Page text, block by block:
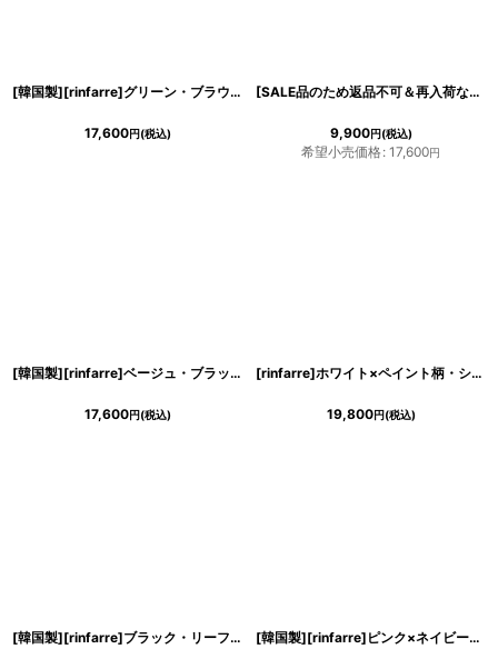
[韓国製][rinfarre]グリーン・ブラウン・花柄・ボタニカル・Vネック・カシュクール・七分袖・マキシ・ロングドレス・ラップ・ワンピース[山崎みどり着用][送料無料]mygr
17,600円(税込)
[SALE品のため返品不可＆再入荷なしの現品限り][韓国製][rinfarre]ブルー・パステル小花柄・Vネック・カシュクール・七分袖・マキシワンピ・ロングドレス・ラップワンピース[友崎まどか着用]
9,900円(税込)
希望小売価格: 17,600円
[韓国製][rinfarre]ベージュ・ブラック・リーフ・ボタニカル・プリント・Vネック・カシュクール・七分袖・マキシ・ロングドレス ・ラップ・ワンピース[山崎みどり着用][送料無料]my
17,600円(税込)
[rinfarre]ホワイト×ペイント柄・シャツワンピース・ウエストマーク・長袖・マキシドレス・ロング・ワンピース[MIRIN着用][送料無料]
19,800円(税込)
[韓国製][rinfarre]ブラック・リーフ柄・Vネック・カシュクール風・フリルスリーブ・半袖・マキシ・ラップ・ロングドレス・ワンピース[黒木麗奈着用][送料無料] [韓国製][rinfarre]ピンク×ネイビー・ウェーブ柄・Vネック・カシュクール風・フリルスリーブ・半袖・マキシ・ロングドレス・ワンピース[黒木麗奈着用][送料無料]